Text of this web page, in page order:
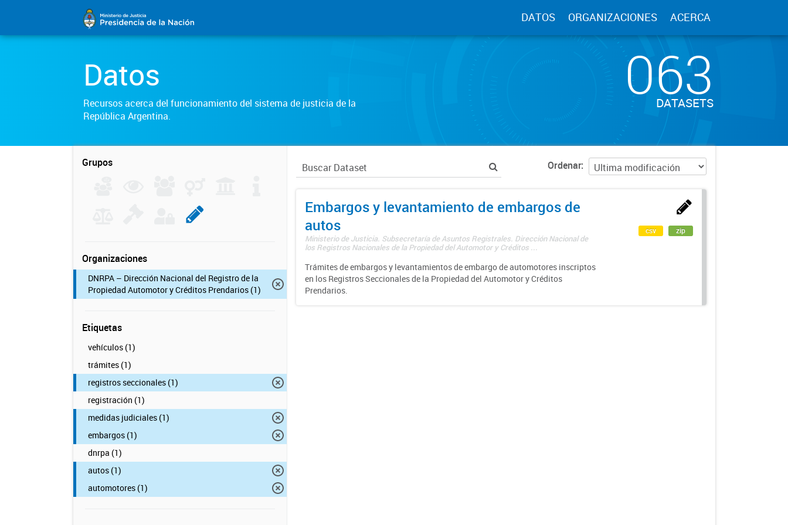
DATOS ORGANIZACIONES ACERCA
Datos
Recursos acerca del funcionamiento del sistema de justicia de la
República Argentina.
063
DATASETS
Grupos
Organizaciones
DNRPA – Dirección Nacional del Registro de la
Propiedad Automotor y Créditos Prendarios (1)
Etiquetas
vehículos (1)
trámites (1)
registros seccionales (1)
registración (1)
medidas judiciales (1)
embargos (1)
dnrpa (1)
autos (1)
automotores (1)
Ordenar
Embargos y levantamiento de embargos de
autos
Ministerio de Justicia. Subsecretaría de Asuntos Registrales. Dirección Nacional de
los Registros Nacionales de la Propiedad del Automotor y Créditos ...
Trámites de embargos y levantamientos de embargo de automotores inscriptos
en los Registros Seccionales de la Propiedad del Automotor y Créditos
Prendarios.
csv zip